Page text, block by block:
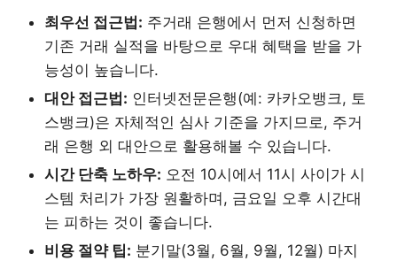
최우선 접근법: 주거래 은행에서 먼저 신청하면
기존 거래 실적을 바탕으로 우대 혜택을 받을 가
능성이 높습니다.
대안 접근법: 인터넷전문은행(예: 카카오뱅크, 토
스뱅크)은 자체적인 심사 기준을 가지므로, 주거
래 은행 외 대안으로 활용해볼 수 있습니다.
시간 단축 노하우: 오전 10시에서 11시 사이가 시
스템 처리가 가장 원활하며, 금요일 오후 시간대
는 피하는 것이 좋습니다.
비용 절약 팁: 분기말(3월, 6월, 9월, 12월) 마지